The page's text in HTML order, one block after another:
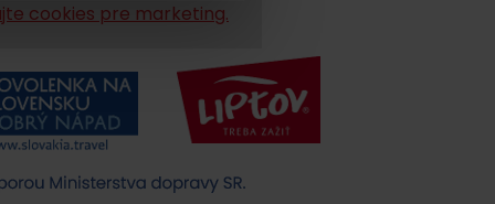
cookies pre marketing.